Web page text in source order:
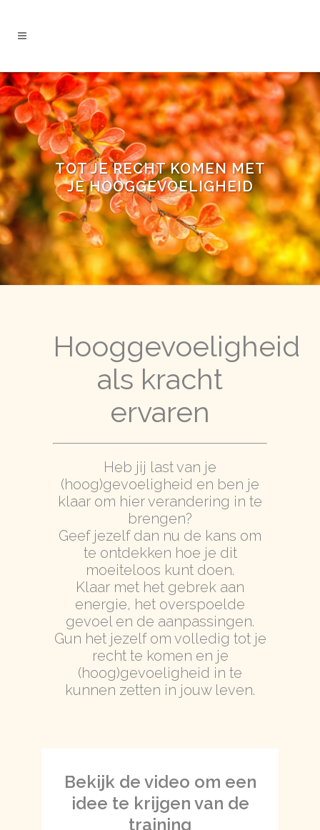
TOT JE RECHT KOMEN MET
JE HOOGGEVOELIGHEID
Hooggevoeligheid
als kracht
ervaren
Heb jij last van je
(hoog)gevoeligheid en ben je
klaar om hier verandering in te
brengen?
Geef jezelf dan nu de kans om
te ontdekken hoe je dit
moeiteloos kunt doen.
Klaar met het gebrek aan
energie, het overspoelde
gevoel en de aanpassingen.
Gun het jezelf om volledig tot je
recht te komen en je
(hoog)gevoeligheid in te
kunnen zetten in jouw leven.
Bekijk de video om een
idee te krijgen van de
training